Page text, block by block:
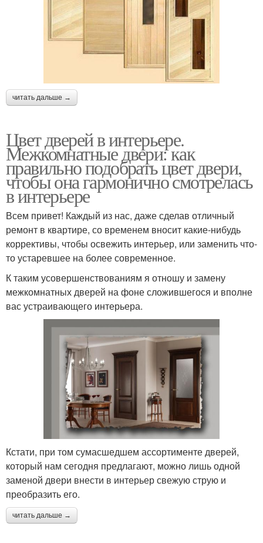
читать дальше →
Цвет дверей в интерьере.
Межкомнатные двери: как
правильно подобрать цвет двери,
чтобы она гармонично смотрелась
в интерьере
Всем привет! Каждый из нас, даже сделав отличный
ремонт в квартире, со временем вносит какие-нибудь
коррективы, чтобы освежить интерьер, или заменить что-
то устаревшее на более современное.
К таким усовершенствованиям я отношу и замену
межкомнатных дверей на фоне сложившегося и вполне
вас устраивающего интерьера.
Кстати, при том сумасшедшем ассортименте дверей,
который нам сегодня предлагают, можно лишь одной
заменой двери внести в интерьер свежую струю и
преобразить его.
читать дальше →